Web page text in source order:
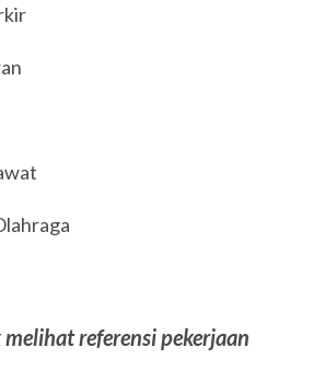
referensi pekerjaan